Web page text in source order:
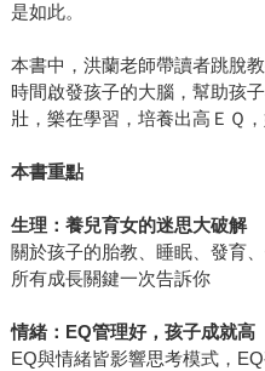
是如此。
本書中，洪蘭老師帶讀者跳脫
時間啟發孩子的大腦，幫助孩
壯，樂在學習，培養出高ＥＱ，
本書重點
生理：養兒育女的迷思大破解
關於孩子的胎教、睡眠、發育、
所有成長關鍵一次告訴你
情緒： EQ管理好，孩子成就高
EQ與情緒皆影響思考模式，